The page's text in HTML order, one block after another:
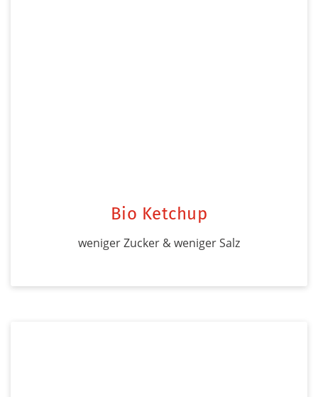
Bio Ketchup
weniger Zucker & weniger Salz